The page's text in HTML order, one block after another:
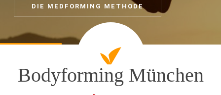
Bodyforming München